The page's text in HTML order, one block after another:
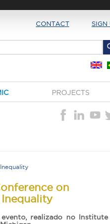
CONTACT SIGN
PROJECTS
on
realizado no